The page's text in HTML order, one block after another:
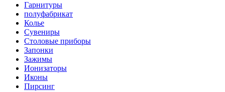
Гарнитуры
полуфабрикат
Колье
Сувениры
Столовые приборы
Запонки
Зажимы
Ионизаторы
Иконы
Пирсинг